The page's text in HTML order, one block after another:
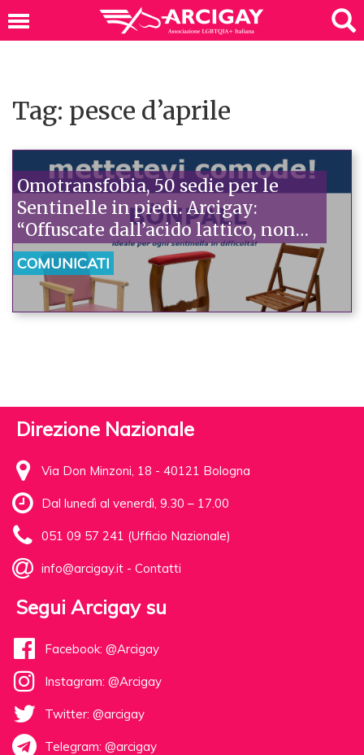
Tag: pesce d’aprile
Omotransfobia, 50 sedie per le
Sentinelle in piedi. Arcigay:
“Offuscate dall’acido lattico, non
possiamo non soccorrerle”
COMUNICATI
Direzione Nazionale
Via Don Minzoni, 18 - 40121 Bologna
Dal lunedì al venerdì, 9.30 – 17.00
051 09 57 241 (Ufficio Nazionale)
info@arcigay.it - Contatti
Segui Arcigay su
Facebook: @Arcigay
Instagram: @Arcigay
Twitter: @arcigay
Telegram: @arcigay